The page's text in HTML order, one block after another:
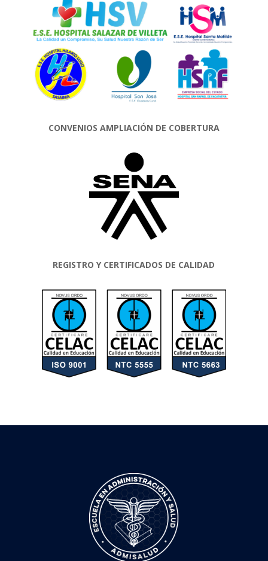
CONVENIOS AMPLIACIÓN DE COBERTURA
REGISTRO Y CERTIFICADOS DE CALIDAD